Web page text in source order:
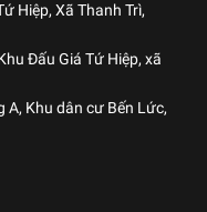
Hiệp, Xã Thanh Trì,
Đấu Giá Tứ Hiệp, xã
A, Khu dân cư Bến Lức,